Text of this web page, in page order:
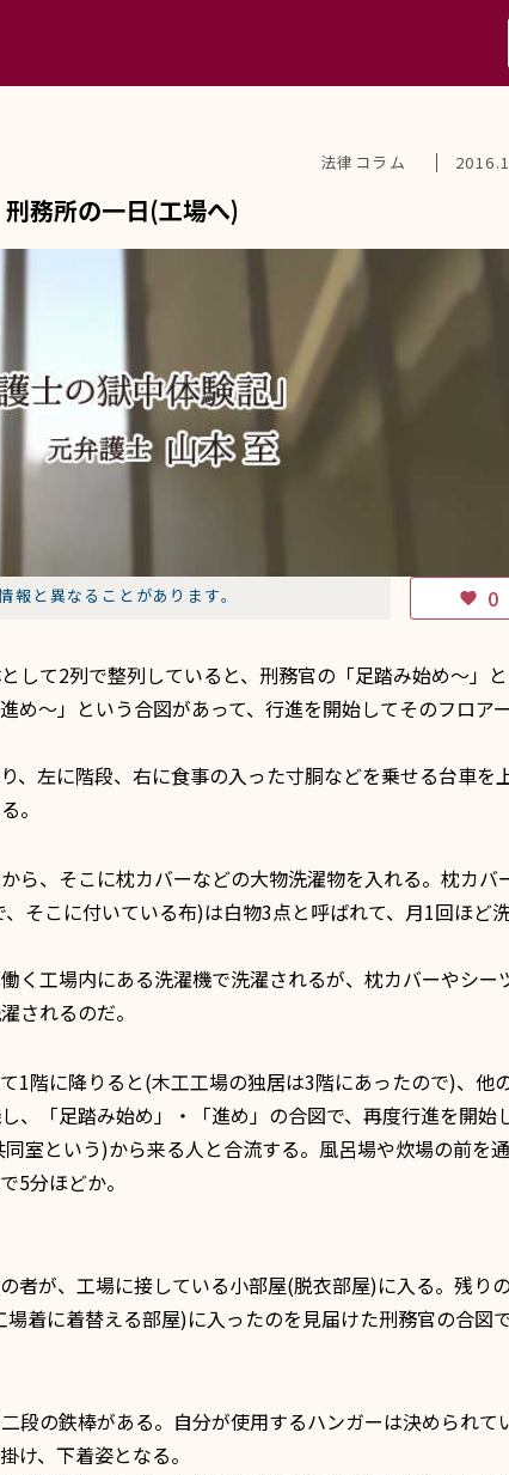
法律コラム
務所の一日(工場へ)
と異なることがあります。 favorite 0
して2列で整列していると、刑務官の「足踏み始め～」
め～」という合図があって、行進を開始してそのフロア
、左に階段、右に食事の入った寸胴などを乗せる台車を
。
、そこに枕カバーなどの大物洗濯物を入れる。枕カバ
そこに付いている布)は白物3点と呼ばれて、月1回ほど
く工場内にある洗濯機で洗濯されるが、枕カバーやシー
されるのだ。
1階に降りると(木工工場の独居は3階にあったので)、他
、「足踏み始め」・「進め」の合図で、再度行進を開始
室という)から来る人と合流する。風呂場や炊場の前を
5分ほどか。
者が、工場に接している小部屋(脱衣部屋)に入る。残り
着に着替える部屋)に入ったのを見届けた刑務官の合図で
段の鉄棒がある。自分が使用するハンガーは決められて
け、下着姿となる。